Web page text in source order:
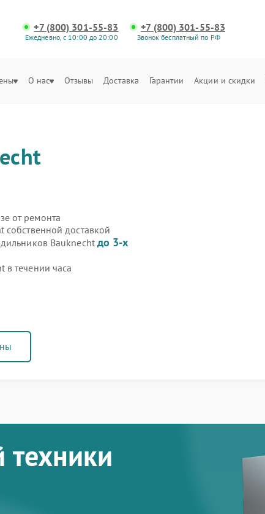
+7 (800) 301-55-83
Ежедневно, с 10:00 до 20:00
+7 (800) 301-55-83
Звонок бесплатный по РФ
О нас Отзывы Доставка Гарантии Акции и скидки
от ремонта
доставкой
Bauknechtдо 3-х
течении часа